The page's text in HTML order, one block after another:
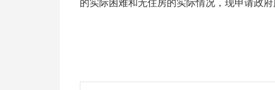
的实际困难和无住房的实际情况，现申请政